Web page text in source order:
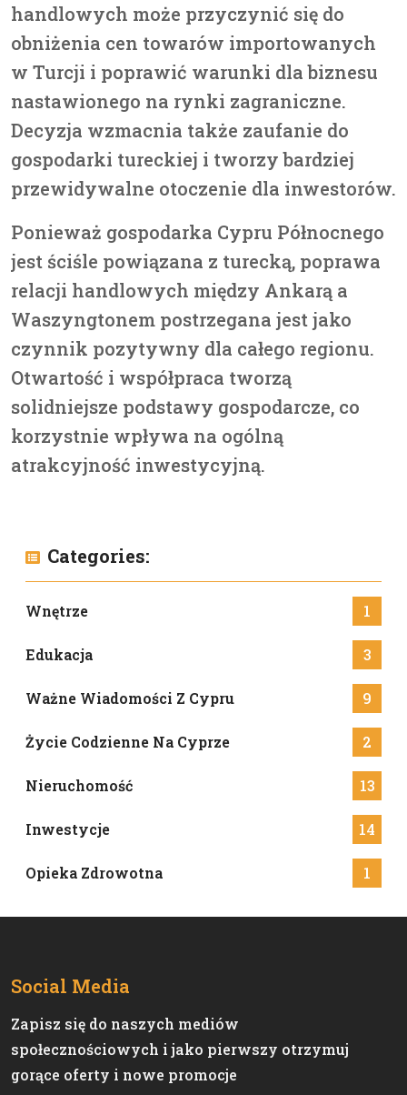
handlowych może przyczynić się do
obniżenia cen towarów importowanych
w Turcji i poprawić warunki dla biznesu
nastawionego na rynki zagraniczne.
Decyzja wzmacnia także zaufanie do
gospodarki tureckiej i tworzy bardziej
przewidywalne otoczenie dla inwestorów.
Ponieważ gospodarka Cypru Północnego
jest ściśle powiązana z turecką, poprawa
relacji handlowych między Ankarą a
Waszyngtonem postrzegana jest jako
czynnik pozytywny dla całego regionu.
Otwartość i współpraca tworzą
solidniejsze podstawy gospodarcze, co
korzystnie wpływa na ogólną
atrakcyjność inwestycyjną.
Categories:
Wnętrze 1
Edukacja 3
Ważne Wiadomości Z Cypru 9
Życie Codzienne Na Cyprze 2
Nieruchomość 13
Inwestycje 14
Opieka Zdrowotna 1
Social Media
Zapisz się do naszych mediów
społecznościowych i jako pierwszy otrzymuj
gorące oferty i nowe promocje